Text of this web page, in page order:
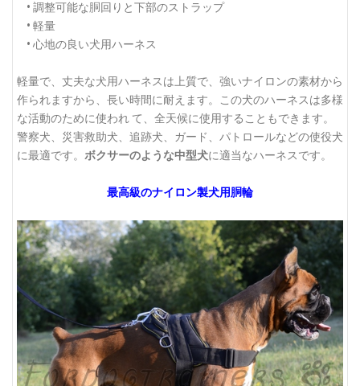
• 調整可能な胴回りと下部のストラップ
• 軽量
• 心地の良い犬用ハーネス
軽量で、丈夫な犬用ハーネスは上質で、強いナイロンの素材から
作られますから、長い時間に耐えます。この犬のハーネスは多様
な活動のために使われ て、全天候に使用することもできます。
警察犬、災害救助犬、追跡犬、ガード、パトロールなどの使役犬
に最適です。 ボクサーのような中型犬に適当なハーネスです。
最高級のナイロン製犬用胴輪